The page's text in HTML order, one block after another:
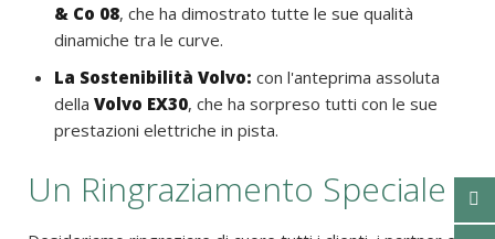
& Co 08, che ha dimostrato tutte le sue qualità
dinamiche tra le curve.
La Sostenibilità Volvo: con l'anteprima assoluta
della Volvo EX30, che ha sorpreso tutti con le sue
prestazioni elettriche in pista.
Un Ringraziamento Speciale